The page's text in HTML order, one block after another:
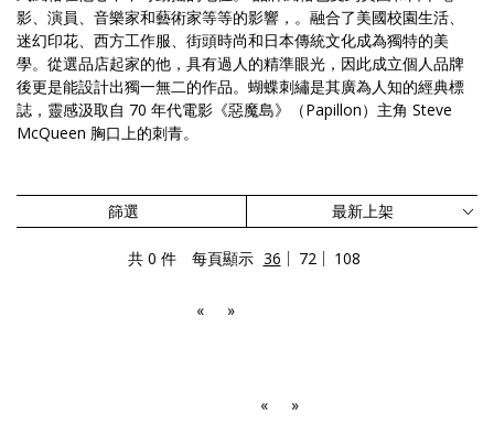
影、演員、音樂家和藝術家等等的影響，。融合了美國校園生活、
迷幻印花、西方工作服、街頭時尚和日本傳統文化成為獨特的美
學。從選品店起家的他，具有過人的精準眼光，因此成立個人品牌
後更是能設計出獨一無二的作品。蝴蝶刺繡是其廣為人知的經典標
誌，靈感汲取自 70 年代電影《惡魔島》（Papillon）主角 Steve
McQueen 胸口上的刺青。
篩選
共 0 件 每頁顯示 36 72 108
« »
« »